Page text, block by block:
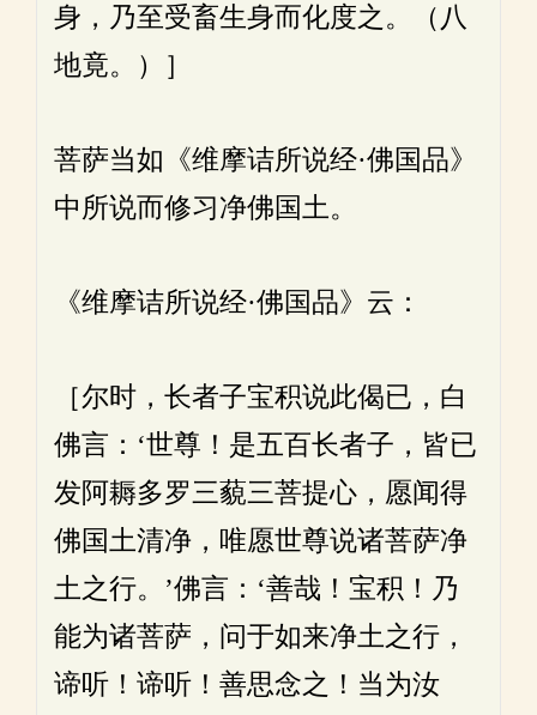
身，乃至受畜生身而化度之。（八
地竟。）］
菩萨当如《维摩诘所说经·佛国品》
中所说而修习净佛国土。
《维摩诘所说经·佛国品》云：
［尔时，长者子宝积说此偈已，白
佛言：‘世尊！是五百长者子，皆已
发阿耨多罗三藐三菩提心，愿闻得
佛国土清净，唯愿世尊说诸菩萨净
土之行。’佛言：‘善哉！宝积！乃
能为诸菩萨，问于如来净土之行，
谛听！谛听！善思念之！当为汝